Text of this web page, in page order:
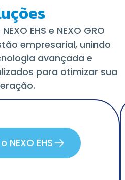
EHS e NEXO GRO
empresarial, unindo
avançada e
para otimizar sua
NEXO EHS